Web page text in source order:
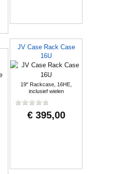
JV Case Rack Case
16U
19" Rackcase, 16HE,
inclusief wielen
€ 395,00